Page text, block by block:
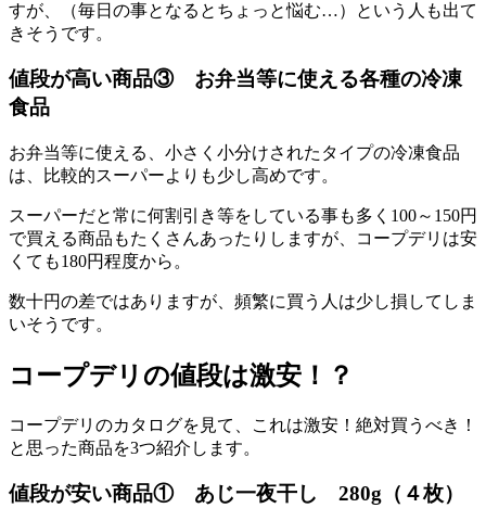
すが、（毎日の事となるとちょっと悩む…）という人も出て
きそうです。
値段が高い商品③ お弁当等に使える各種の冷凍
食品
お弁当等に使える、小さく小分けされたタイプの冷凍食品
は、比較的スーパーよりも少し高めです。
スーパーだと常に何割引き等をしている事も多く100～150円
で買える商品もたくさんあったりしますが、コープデリは安
くても180円程度から。
数十円の差ではありますが、頻繁に買う人は少し損してしま
いそうです。
コープデリの値段は激安！？
コープデリのカタログを見て、これは激安！絶対買うべき！
と思った商品を3つ紹介します。
値段が安い商品① あじ一夜干し 280g（４枚）